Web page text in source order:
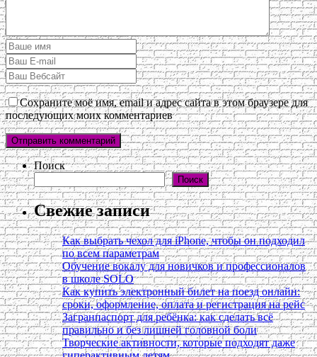
Сохраните моё имя, email и адрес сайта в этом браузере для
последующих моих комментариев
Поиск
Поиск
Свежие записи
Как выбрать чехол для iPhone, чтобы он подходил
по всем параметрам
Обучение вокалу для новичков и профессионалов
в школе SOLO
Как купить электронный билет на поезд онлайн:
сроки, оформление, оплата и регистрация на рейс
Загранпаспорт для ребёнка: как сделать всё
правильно и без лишней головной боли
Творческие активности, которые подходят даже